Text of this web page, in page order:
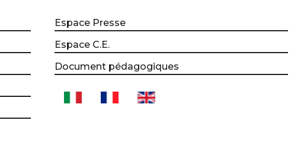
Espace Presse
Espace C.E.
Document pédagogiques